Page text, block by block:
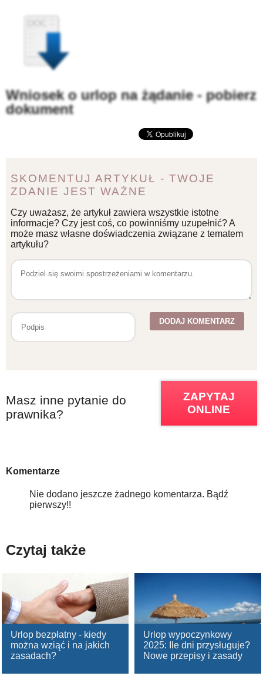
Wniosek o urlop na żądanie - pobierz
dokument
SKOMENTUJ ARTYKUŁ - TWOJE
ZDANIE JEST WAŻNE
Czy uważasz, że artykuł zawiera wszystkie istotne
informacje? Czy jest coś, co powinniśmy uzupełnić? A
może masz własne doświadczenia związane z tematem
artykułu?
Masz inne pytanie do
prawnika?
ZAPYTAJ
ONLINE
Komentarze
Nie dodano jeszcze żadnego komentarza. Bądź
pierwszy!!
Czytaj także
Urlop bezpłatny - kiedy
można wziąć i na jakich
zasadach?
Urlop wypoczynkowy
2025: Ile dni przysługuje?
Nowe przepisy i zasady